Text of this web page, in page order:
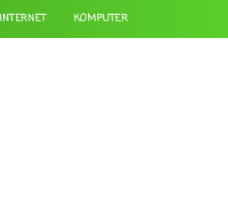
INTERNET KOMPUTER